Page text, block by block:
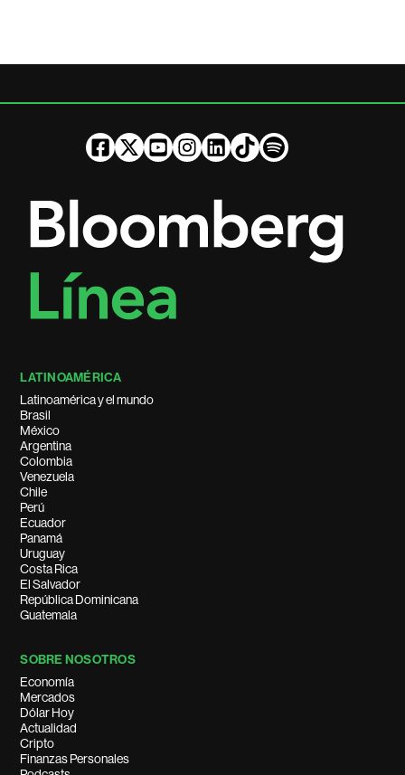
LATINOAMÉRICA
Latinoamérica y el mundo
Brasil
México
Argentina
Colombia
Venezuela
Chile
Perú
Ecuador
Panamá
Uruguay
Costa Rica
El Salvador
República Dominicana
Guatemala
SOBRE NOSOTROS
Economía
Mercados
Dólar Hoy
Actualidad
Cripto
Finanzas Personales